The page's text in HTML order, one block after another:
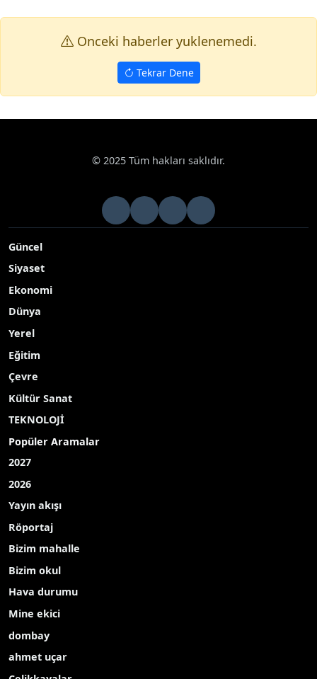
Onceki haberler yuklenemedi.
Tekrar Dene
© 2025 Tüm hakları saklıdır.
Güncel
Siyaset
Ekonomi
Dünya
Yerel
Eğitim
Çevre
Kültür Sanat
TEKNOLOJİ
Popüler Aramalar
2027
2026
Yayın akışı
Röportaj
Bizim mahalle
Bizim okul
Hava durumu
Mine ekici
dombay
ahmet uçar